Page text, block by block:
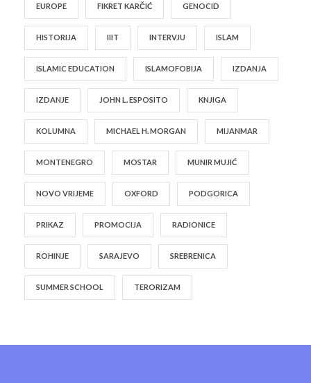
EUROPE FIKRET KARČIĆ GENOCID
HISTORIJA IIIT INTERVJU ISLAM
ISLAMIC EDUCATION ISLAMOFOBIJA IZDANJA
IZDANJE JOHN L. ESPOSITO KNJIGA
KOLUMNA MICHAEL H. MORGAN MIJANMAR
MONTENEGRO MOSTAR MUNIR MUJIĆ
NOVO VRIJEME OXFORD PODGORICA
PRIKAZ PROMOCIJA RADIONICE
ROHINJE SARAJEVO SREBRENICA
SUMMER SCHOOL TERORIZAM